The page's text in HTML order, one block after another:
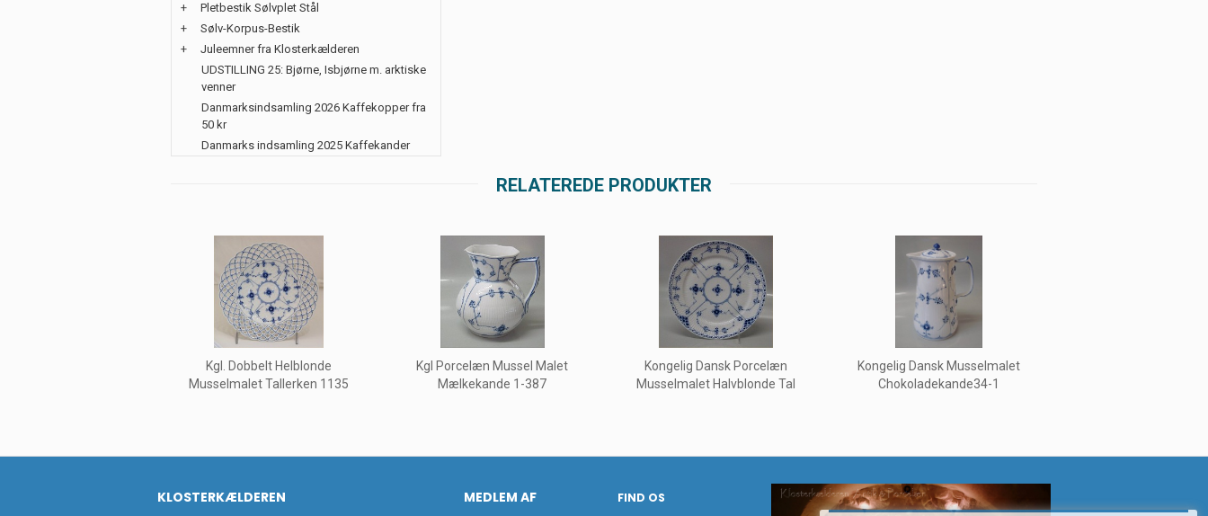
+
Pletbestik Sølvplet Stål
+
Sølv-Korpus-Bestik
+
Juleemner fra Klosterkælderen
UDSTILLING 25: Bjørne, Isbjørne m. arktiske
venner
Danmarksindsamling 2026 Kaffekopper fra
50 kr
Danmarks indsamling 2025 Kaffekander
RELATEREDE PRODUKTER
Kgl. Dobbelt Helblonde
Musselmalet Tallerken 1135
Kgl Porcelæn Mussel Malet
Mælkekande 1-387
Kongelig Dansk Porcelæn
Musselmalet Halvblonde Tal
Kongelig Dansk Musselmalet
Chokoladekande34-1
KLOSTERKÆLDEREN
MEDLEM AF FIND OS